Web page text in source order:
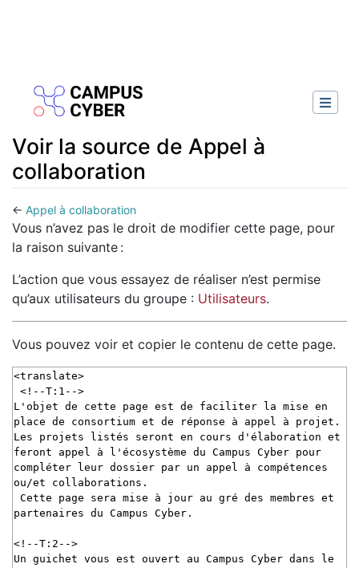
Voir la source de Appel à
collaboration
← Appel à collaboration
Aller à :navigation, rechercher
Vous n’avez pas le droit de modifier cette page, pour
la raison suivante :
L’action que vous essayez de réaliser n’est permise
qu’aux utilisateurs du groupe : Utilisateurs.
Vous pouvez voir et copier le contenu de cette page.